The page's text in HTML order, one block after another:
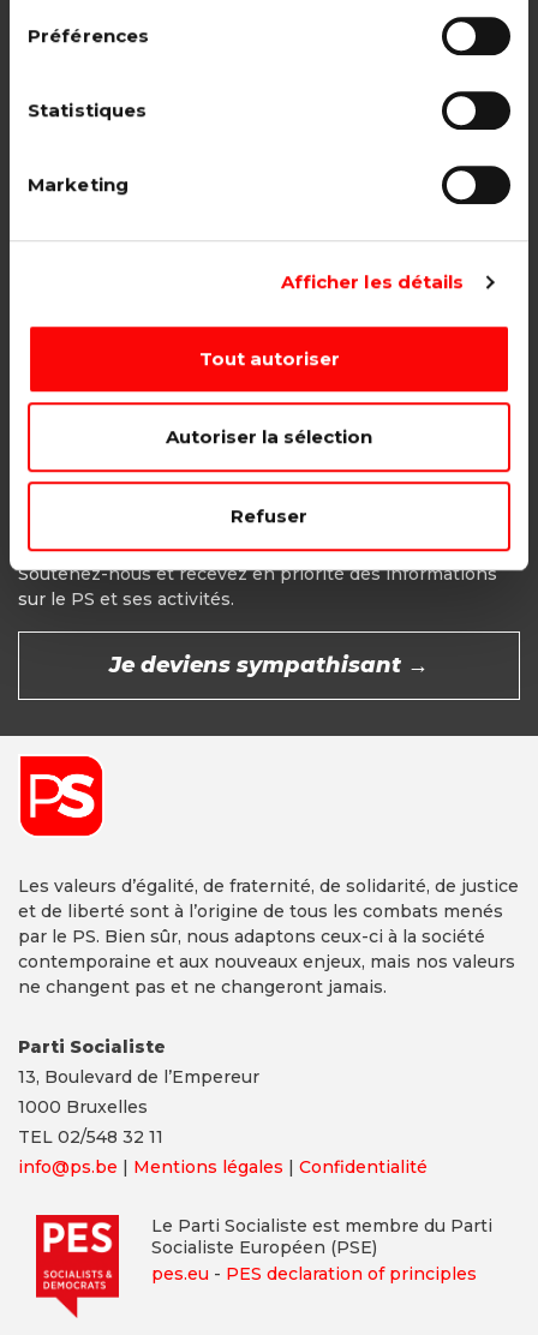
Préférences
Statistiques
Marketing
Afficher les détails
Tout autoriser
Autoriser la sélection
Refuser
Adhésion étudiant, pensionné, en
Adhésion étudiant, pensionné, en
CHOISIR →
Soutenez-nous et recevez en priorité des informations
sur le PS et ses activités.
Je deviens sympathisant →
Les valeurs d’égalité, de fraternité, de solidarité, de justice
et de liberté sont à l’origine de tous les combats menés
par le PS. Bien sûr, nous adaptons ceux-ci à la société
contemporaine et aux nouveaux enjeux, mais nos valeurs
ne changent pas et ne changeront jamais.
Parti Socialiste
13, Boulevard de l’Empereur
1000 Bruxelles
TEL 02/548 32 11
info@ps.be | Mentions légales | Confidentialité
Le Parti Socialiste est membre du Parti
Socialiste Européen (PSE)
pes.eu - PES declaration of principles